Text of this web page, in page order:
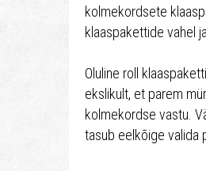
kolmekordsete
klaaspakettide vahel
Oluline roll
ekslikult, et parem
kolmekordse vastu.
tasub eelkõige valida